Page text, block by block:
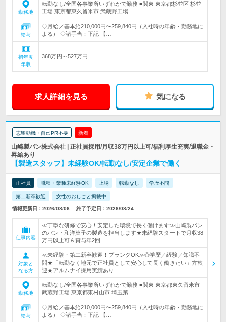
勤務地
転勤なし/全国各事業所いずれかで勤務 ■関東 東京都杉並区 杉並
工場 東京都東久留米市 武蔵野工場…
給与
◇月給／基本給210,000円〜259,840円（入社時の年齢・勤務地に
よる） ◇諸手当：下記 【…
初年度
年収
368万円～527万円
求人詳細を見る 気になる
志望動機・自己PR不要 新着
山崎製パン株式会社 | 正社員採用/月収38万円以上可/福利厚生充実/退職金・
昇給あり
【製造スタッフ】未経験OK/転勤なし/安定企業で働く
正社員 職種・業種未経験OK 上場 転勤なし 学歴不問
第二新卒歓迎 女性のおしごと掲載中
情報更新日：2026/08/06 終了予定日：2026/08/24
仕事内容
≪丁寧な研修で安心！安定した環境で長く働けます≫山崎製パン
のパン・和洋菓子の製造を担当します★未経験スタートで月収38
万円以上可＆賞与年2回
対象と
なる方
≪未経験・第二新卒歓迎！ブランクOK≫◎学歴／経験／知識不
問★「転勤なく地元で正社員として安心して長く働きたい」方歓
迎★アルムナイ採用実績あり
勤務地
転勤なし/全国各事業所いずれかで勤務 ■関東 東京都東久留米市
武蔵野工場 東京都東村山市 埼玉第…
給与
◇月給／基本給210,000円〜259,840円（入社時の年齢・勤務地に
よる） ◇諸手当：下記 【…